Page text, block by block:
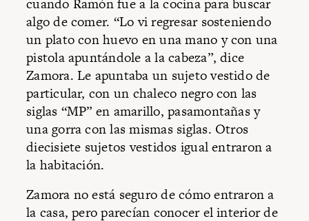
algo de comer. “Lo vi regresar sosteniendo
un plato con huevo en una mano y con una
pistola apuntándole a la cabeza”, dice
Zamora. Le apuntaba un sujeto vestido de
particular, con un chaleco negro con las
siglas “MP” en amarillo, pasamontañas y
una gorra con las mismas siglas. Otros
diecisiete sujetos vestidos igual entraron a
la habitación.
Zamora no está seguro de cómo entraron a
la casa, pero parecían conocer el interior de